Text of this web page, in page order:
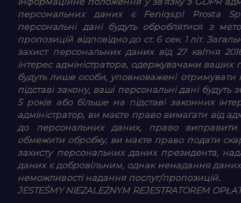
персональних даних є Feniqs.pl Prosta
персональні дані будуть оброблятися з
пропозицій відповідно до ст. 6 сек. 1 літ.
захист персональних даних від 27 квітня
інтерес адміністратора, одержувачами ваших
будуть лише особи, уповноважені отримувати
підставі закону, ваші персональні дані будуть
5 років або більше на підставі законних
адміністратор, ви маєте право вимагати від
до персональних даних, право
обмежити обробку, ви маєте право подати
захисту персональних даних президента,
даних є добровільним, однак ненадання
неможливості надання послуг/пропозицій.
JESTEŚMY NIEZALEŻNYM REJESTRATOREM